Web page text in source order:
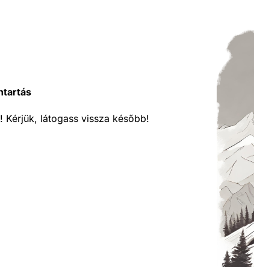
Kérjük, látogass vissza később!